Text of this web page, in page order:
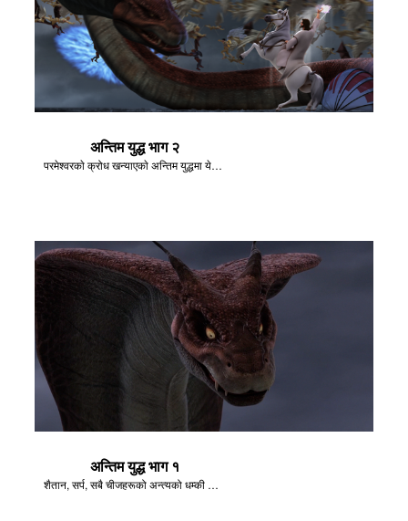
अन्तिम युद्ध भाग २
परमेश्‍वरकाे क्रोध खन्‍याएकाे अन्तिम युद्धमा येशूले शैतानलाई पराजित गर्नुहुन्छ।
अन्तिम युद्ध भाग १
शैतान, सर्प, सबै चीजहरूको अन्त्यको धम्की दिन्छ।